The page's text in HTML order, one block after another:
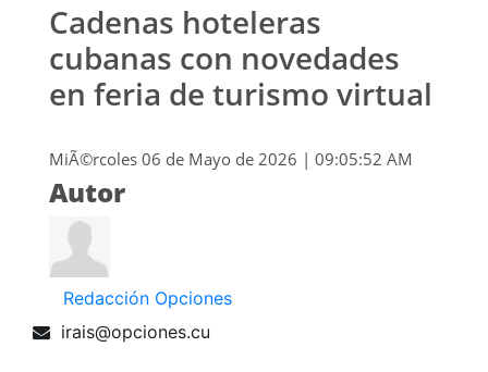
Cadenas hoteleras
cubanas con novedades
en feria de turismo virtual
MiÃ©rcoles 06 de Mayo de 2026 | 09:05:52 AM
Autor
Redacción Opciones
irais@opciones.cu